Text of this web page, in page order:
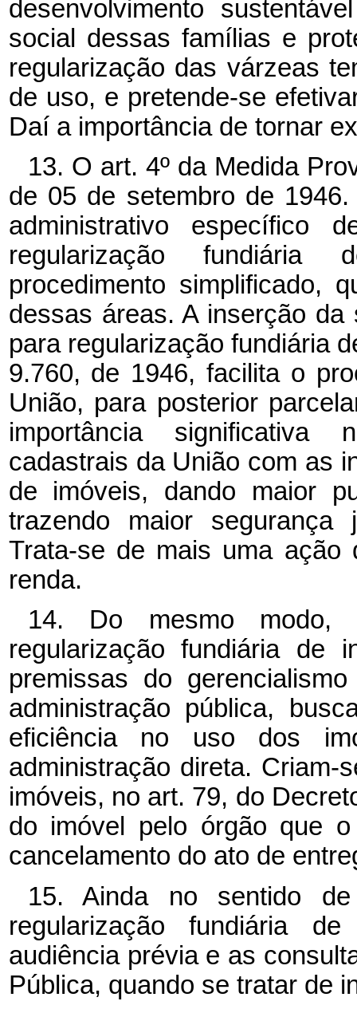
desenvolvimento
social dessas famílias e
regularização das várzeas
de uso, e pretende-se
Daí a importância de tornar
13. O art. 4º da Medida
de 05 de setembro de
administrativo específico
regularização fundiária
procedimento simplificado,
dessas áreas. A inserção
para regularização fundiária
9.760, de 1946, facilita o
União, para posterior
importância significativa
cadastrais da União com as
de imóveis, dando maior
trazendo maior segurança
Trata-se de mais uma ação
renda.
14. Do mesmo modo,
regularização fundiária de
premissas do
administração pública,
eficiência no uso dos
administração direta. Criam-
imóveis, no art. 79, do
do imóvel pelo órgão que
cancelamento do ato de
15. Ainda no sentido
regularização fundiária
audiência prévia e as
Pública, quando se tratar de